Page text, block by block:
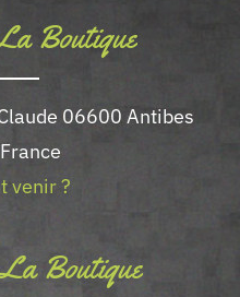
Boutique
06600 Antibes
venir ?
Boutique